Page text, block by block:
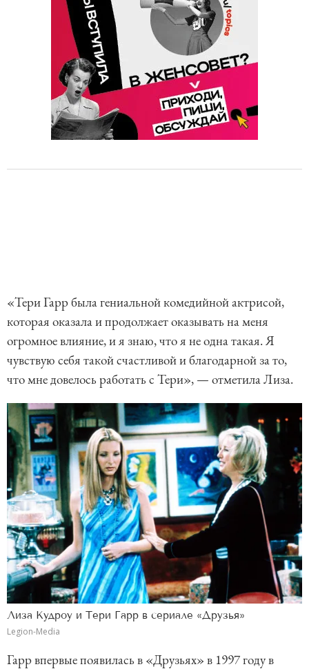
«Тери Гарр была гениальной комедийной актрисой,
которая оказала и продолжает оказывать на меня
огромное влияние, и я знаю, что я не одна такая. Я
чувствую себя такой счастливой и благодарной за то,
что мне довелось работать с Тери», — отметила Лиза.
Лиза Кудроу и Тери Гарр в сериале «Друзья»
Legion-Media
Гарр впервые появилась в «Друзьях» в 1997 году в